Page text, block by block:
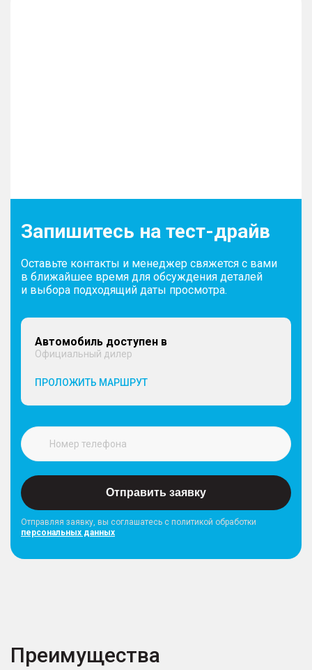
Запишитесь на тест-драйв
Оставьте контакты и менеджер свяжется с вами
в ближайшее время для обсуждения деталей
и выбора подходящий даты просмотра.
Автомобиль доступен в
Официальный дилер
ПРОЛОЖИТЬ МАРШРУТ
Отправить заявку
Отправляя заявку, вы соглашатесь с политикой обработки
персональных данных
Преимущества